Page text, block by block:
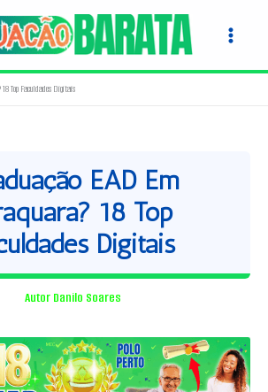
Top Faculdades Digitais
EAD Em
18 Top
Digitais
Autor Danilo Soares